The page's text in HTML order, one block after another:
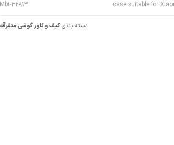
case suitable for
Mbt-32893
دسته بندی:کیف و کاور گوشی متفرقه